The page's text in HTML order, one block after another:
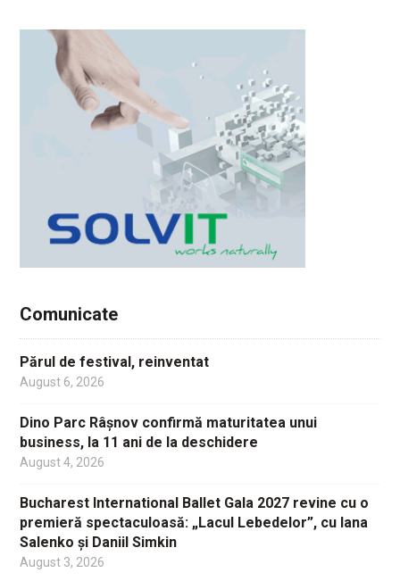
Comunicate
Părul de festival, reinventat
August 6, 2026
Dino Parc Râșnov confirmă maturitatea unui
business, la 11 ani de la deschidere
August 4, 2026
Bucharest International Ballet Gala 2027 revine cu o
premieră spectaculoasă: „Lacul Lebedelor”, cu Iana
Salenko și Daniil Simkin
August 3, 2026